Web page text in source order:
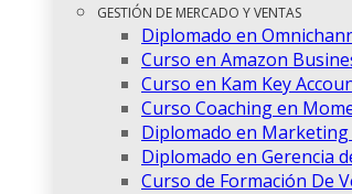
GESTIÓN DE MERCADO Y VENTAS
Diplomado en
Curso en Amazon
Curso en Kam Key
Curso Coaching en
Diplomado en
Diplomado en Gerencia
Curso de Formación De